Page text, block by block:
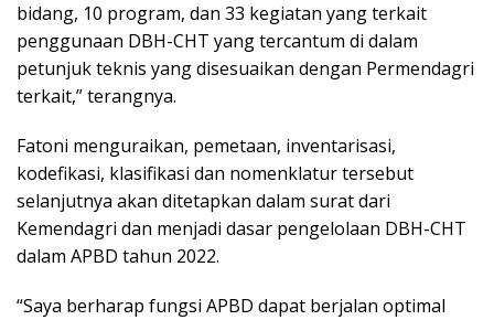
bidang, 10 program, dan 33 kegiatan yang terkait
penggunaan DBH-CHT yang tercantum di dalam
petunjuk teknis yang disesuaikan dengan Permendagri
terkait,” terangnya.
Fatoni menguraikan, pemetaan, inventarisasi,
kodefikasi, klasifikasi dan nomenklatur tersebut
selanjutnya akan ditetapkan dalam surat dari
Kemendagri dan menjadi dasar pengelolaan DBH-CHT
dalam APBD tahun 2022.
“Saya berharap fungsi APBD dapat berjalan optimal